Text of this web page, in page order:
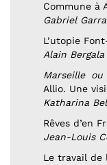
Commune à
Gabriel
L’utopie
Alain Bergala
Marseille
Allio. Une
Katharina
Rêves d’en
Jean-Louis
Le travail de